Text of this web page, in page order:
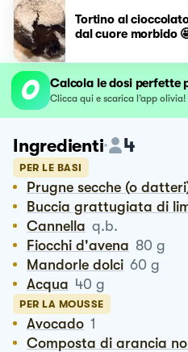
Tortino al
dal cuore morbido
Calcola le dosi perfette
Clicca qui e scarica l’app olivia!
Ingredienti 4
PER LE BASI
Prugne secche (o
Buccia grattugiata di
Cannella q.b.
Fiocchi d'avena 80 g
Mandorle dolci 60 g
Acqua 40 g
PER LA MOUSSE
Avocado 1
Composta di arancia